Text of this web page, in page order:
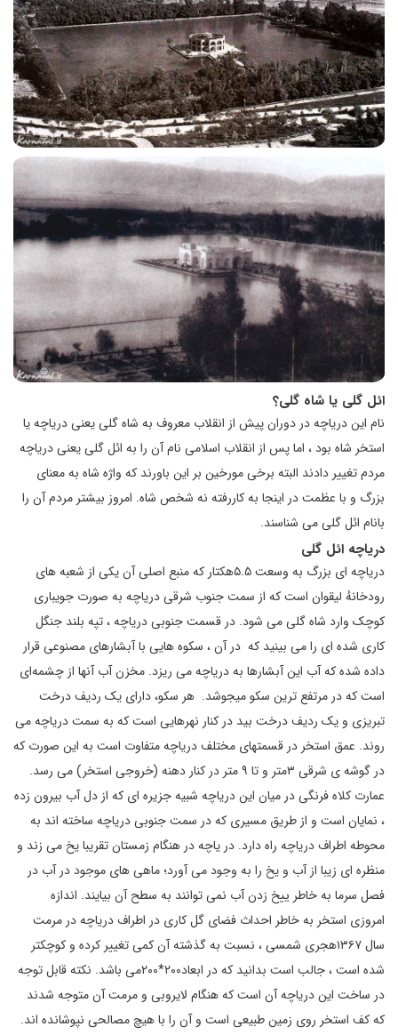
ائل گلی یا شاه گلی؟
نام این دریاچه در دوران پیش از انقلاب معروف به شاه گلی یعنی دریاچه یا
استخر شاه بود ، اما پس از انقلاب اسلامی نام آن را به ائل گلی یعنی دریاچه
مردم تغییر دادند البته برخی مورخین بر این باورند که واژه شاه به معنای
بزرگ و با عظمت در اینجا به کاررفته نه شخص شاه. امروز بیشتر مردم آن را
بانام ائل گلی می شناسند.
دریاچه ائل گلی
دریاچه ای بزرگ به وسعت ۵.۵هکتار که منبع اصلی آن یکی از شعبه‌ های
رودخانهٔ لیقوان است که از سمت جنوب شرقی دریاچه به صورت جویباری
کوچک وارد شاه گلی می شود. در قسمت جنوبی دریاچه ، تپه بلند جنگل
کاری شده ای را می بینید که در آن ، سکوه هایی با آبشارهای مصنوعی قرار
داده شده که آب این آبشارها به دریاچه می ریزد. مخزن آب آنها از چشمه‌ای
است که در مرتفع ترین سکو می‎جوشد. هر سکو، دارای یک ردیف درخت
تبریزی و یک ردیف درخت بید در کنار نهرهایی است که به سمت دریاچه می
روند. عمق استخر در قسمتهای مختلف دریاچه متفاوت است به این صورت که
در گوشه ی شرقی ۳متر و تا ۹ متر در کنار دهنه (خروجی استخر) می رسد.
عمارت کلاه فرنگی در میان این دریاچه شبیه جزیره ای که از دل آب بیرون زده
، نمایان است و از طریق مسیری که در سمت جنوبی دریاچه ساخته اند به
محوطه اطراف دریاچه راه دارد. در یاچه در هنگام زمستان تقریبا یخ می زند و
منظره ای زیبا از آب و یخ را به وجود می آورد؛ ماهی های موجود در آب در
فصل سرما به خاطر ییخ زدن آب نمی توانند به سطح آن بیایند. اندازه
امروزی استخر به خاطر احداث فضای گل کاری در اطراف دریاچه در مرمت
سال ۱۳۶۷هجری شمسی ، نسبت به گذشته آن کمی تغییر کرده و کوچکتر
شده است ، جالب است بدانید که در ابعاد۲۰۰*۲۰۰می باشد. نکته قابل توجه
در ساخت این دریاچه آن است که هنگام لایروبی و مرمت آن متوجه شدند
که کف استخر روی زمین طبیعی است و آن را با هیچ مصالحی نپوشانده اند.